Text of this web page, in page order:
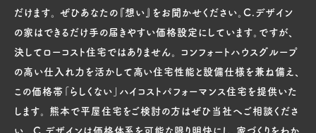
だけます。 ぜひあなたの『想い』をお聞かせください。C.デザイン
の家はできるだけ手の届きやすい価格設定にしています。ですが、
決してローコスト住宅ではありません。 コンフォートハウスグループ
の高い仕入れ力を活かして高い住宅性能と設備仕様を兼ね備え、
この価格帯「らしくない」ハイコストパフォーマンス住宅を提供いた
します。 熊本で平屋住宅をご検討の方はぜひ当社へご相談くださ
い。 C.デザインは価格体系を可能な限り明快にし、家づくりをわか